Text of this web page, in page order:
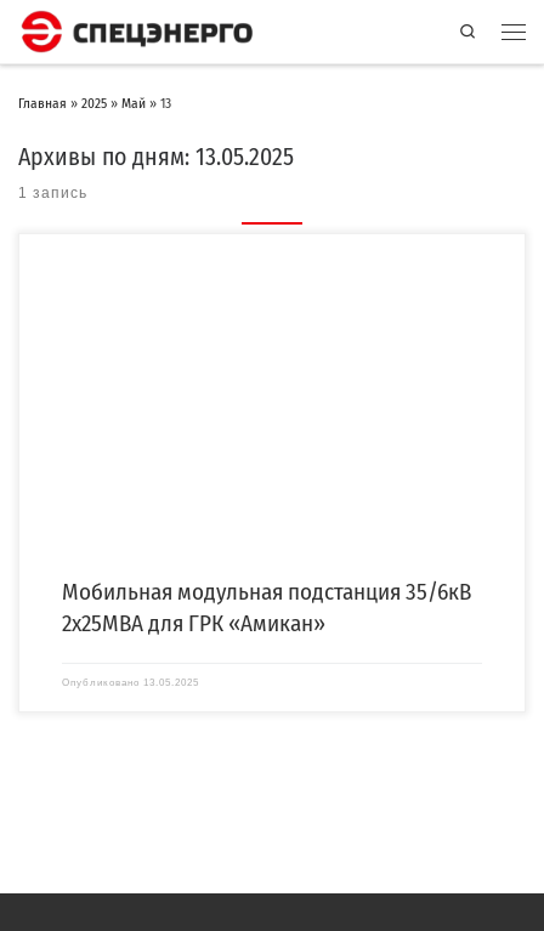
Search
Главная » 2025 » Май » 13
Архивы по дням: 13.05.2025
1 запись
Мобильная модульная подстанция 35/6кВ
2х25МВА для ГРК «Амикан»
Опубликовано 13.05.2025